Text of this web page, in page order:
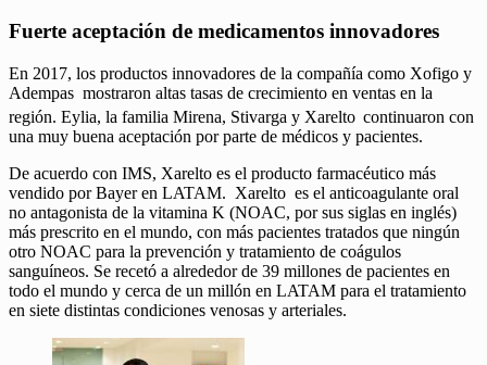
Fuerte aceptación de medicamentos innovadores
En 2017, los productos innovadores de la compañía como Xofigo y
Adempas mostraron altas tasas de crecimiento en ventas en la
región. Eylia, la familia Mirena, Stivarga y Xarelto continuaron con
una muy buena aceptación por parte de médicos y pacientes.
De acuerdo con IMS, Xarelto es el producto farmacéutico más
vendido por Bayer en LATAM. Xarelto es el anticoagulante oral
no antagonista de la vitamina K (NOAC, por sus siglas en inglés)
más prescrito en el mundo, con más pacientes tratados que ningún
otro NOAC para la prevención y tratamiento de coágulos
sanguíneos. Se recetó a alrededor de 39 millones de pacientes en
todo el mundo y cerca de un millón en LATAM para el tratamiento
en siete distintas condiciones venosas y arteriales.